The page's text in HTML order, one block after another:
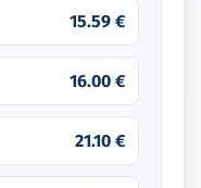
15.59 €
16.00 €
21.10 €